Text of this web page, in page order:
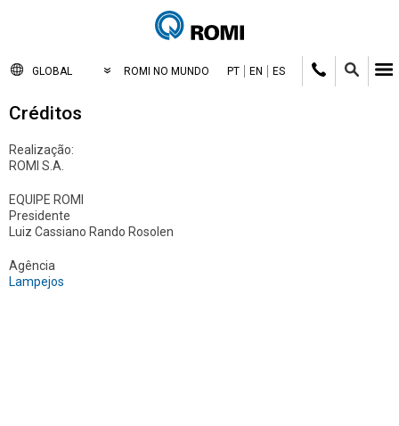
GLOBAL ROMI NO MUNDO PT EN ES
Créditos
Realização:
ROMI S.A.
EQUIPE ROMI
Presidente
Luiz Cassiano Rando Rosolen
Agência
Lampejos